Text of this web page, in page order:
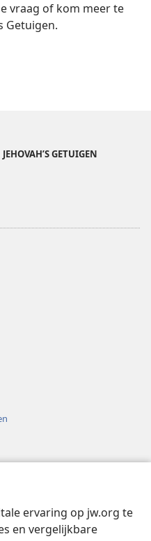
ervaring op jw.org te
en vergelijkbare
vraag of kom meer te
Getuigen.
GETUIGEN